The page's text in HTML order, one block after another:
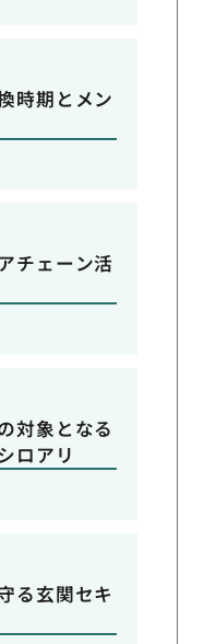
時期とメン
チェーン活
対象となる
ロアリ
る玄関セキ